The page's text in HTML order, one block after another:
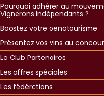
Pourquoi adhérer au
Vignerons Indépendants ?
Boostez votre oenotourisme
Présentez vos vins au
Le Club Partenaires
Les offres spéciales
Les fédérations